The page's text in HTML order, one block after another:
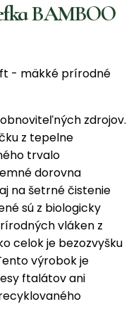
BAMBOO
- mäkké prírodné
zdrojov.
z tepelne
trvalo
dorovna
na šetrné čistenie
sú z biologicky
vláken z
celok je bezozvyšku
výrobok je
ftalátov ani